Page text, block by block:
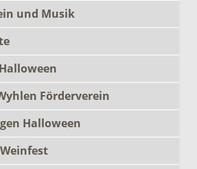
und Musik
Förderverein
Halloween